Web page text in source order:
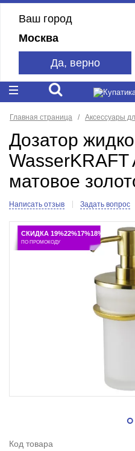
Ваш город
Москва
Да, верно
Главная страница Аксессуары
Дозатор
WasserKRAFT
матовое
Написать отзыв Задать вопрос
СКИДКА 19%22%17%18%
ПО ПРОМОКОДУ
Код товара